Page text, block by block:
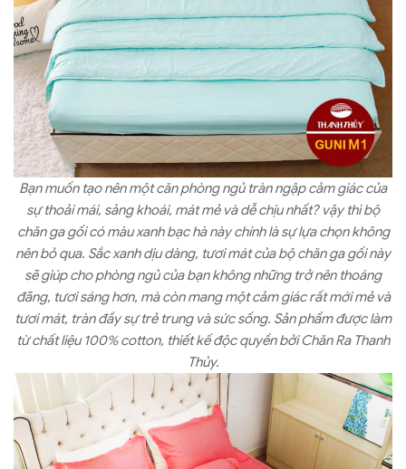
Bạn muốn tạo nên một căn phòng ngủ tràn ngập cảm giác của
sự thoải mái, sảng khoái, mát mẻ và dễ chịu nhất? vậy thì bộ
chăn ga gối có màu xanh bạc hà này chính là sự lựa chọn không
nên bỏ qua. Sắc xanh dịu dàng, tươi mát của bộ chăn ga gối này
sẽ giúp cho phòng ngủ của bạn không những trở nên thoáng
đãng, tươi sáng hơn, mà còn mang một cảm giác rất mới mẻ và
tươi mát, tràn đầy sự trẻ trung và sức sống. Sản phẩm được làm
từ chất liệu 100% cotton, thiết kế độc quyền bởi Chăn Ra Thanh
Thủy.